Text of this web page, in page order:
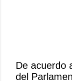
P
De acuerdo
del